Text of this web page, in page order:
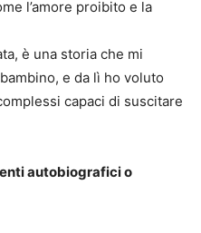
l’amore proibito e la
è una storia che mi
e da lì ho voluto
capaci di suscitare
autobiografici o